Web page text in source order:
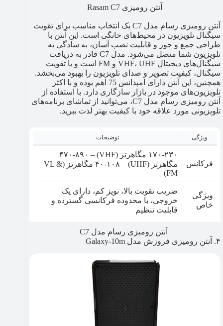
آنتن رومیزی Rasam C7
آنتن رومیزی رسام مدل C7 یک انتخاب مناسب برای تقویت
سیگنال تلویزیون در محیط‌های خانگی است. این آنتن با
طراحی جمع و جور و قابلیت نصب آسان، به سادگی به
تلویزیون شما متصل می‌شود. مدل C7 قادر به دریافت
سیگنال‌های دیجیتال VHF، UHF و FM است و با تقویت
سیگنال، کیفیت تصویر و صدای تلویزیون را بهبود می‌بخشد.
همچنین، این آنتن دارای امپدانس 75 اهم بوده و با اکثر
تلویزیون‌های موجود در بازار سازگاری دارد. با استفاده از
آنتن رومیزی رسام مدل C7، می‌توانید از تماشای برنامه‌های
تلویزیونی مورد علاقه خود با کیفیت بهتر لذت ببرید.
ویژگی توضیحات
فرکانس
۱۷۰-۲۳۰ مگاهرتز (VHF) – ۴۷۰-۸۹۰
مگاهرتز (UHF) – ۴۰-۱۰۸ مگاهرتز (VL &
FM)
ویژگی
خاص
ضریب تقویت بالا، نویز کم، دارای یک
خروجی، با محدوده فرکانسی گسترده و
قابلیت تنظیم
آنتن رومیزی رسام مدل C7
۴. آنتن رومیزی فروزش مدل Galaxy-10m